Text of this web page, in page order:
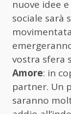
nuove idee
sociale sarà
vostra sfera
Amore: in
partner. Un
saranno